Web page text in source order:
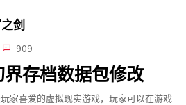
剑
909
存档数据包修改
家喜爱的虚拟现实游戏，玩家可以在游戏